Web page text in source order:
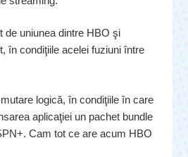
de uniunea dintre HBO şi
în condiţiile acelei fuziuni între
logică, în condiţiile în care
aplicaţiei un pachet bundle
Cam tot ce are acum HBO